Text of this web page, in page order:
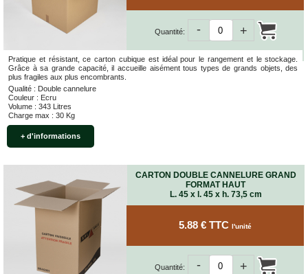
Pratique et résistant, ce carton cubique est idéal pour le rangement et le stockage.
Grâce à sa grande capacité, il accueille aisément tous types de grands objets, des
plus fragiles aux plus encombrants.
Qualité : Double cannelure
Couleur : Ecru
Volume : 343 Litres
Charge max : 30 Kg
+ d'informations
Quantité: +
-
CARTON DOUBLE CANNELURE GRAND
FORMAT HAUT
L. 45 x l. 45 x h. 73,5 cm
5.88 € TTC l'unité
Quantité: +
-